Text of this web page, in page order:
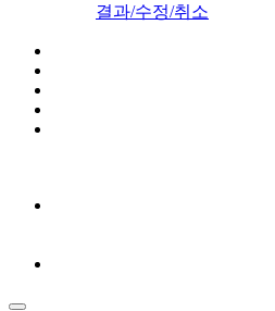
결과/수정/취소